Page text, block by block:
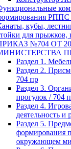
кубы,
для прыжков,
№704 ОТ
Раздел 1.
Раздел 2.
704 пр
Раздел 3.
прогулок / 704
Раздел 4.
деятельность и
Раздел 5.
формирования
окружающем